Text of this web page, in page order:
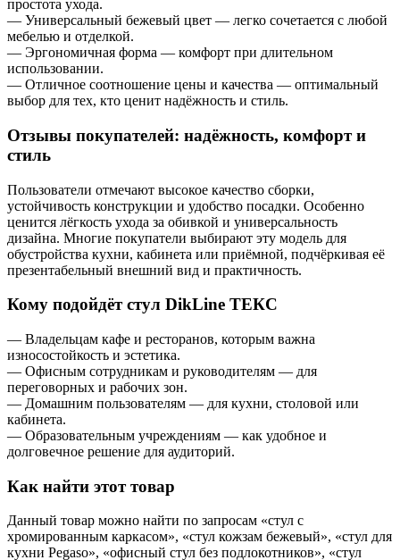
простота ухода.
— Универсальный бежевый цвет — легко сочетается с любой
мебелью и отделкой.
— Эргономичная форма — комфорт при длительном
использовании.
— Отличное соотношение цены и качества — оптимальный
выбор для тех, кто ценит надёжность и стиль.
Отзывы покупателей: надёжность, комфорт и
стиль
Пользователи отмечают высокое качество сборки,
устойчивость конструкции и удобство посадки. Особенно
ценится лёгкость ухода за обивкой и универсальность
дизайна. Многие покупатели выбирают эту модель для
обустройства кухни, кабинета или приёмной, подчёркивая её
презентабельный внешний вид и практичность.
Кому подойдёт стул DikLine ТЕКС
— Владельцам кафе и ресторанов, которым важна
износостойкость и эстетика.
— Офисным сотрудникам и руководителям — для
переговорных и рабочих зон.
— Домашним пользователям — для кухни, столовой или
кабинета.
— Образовательным учреждениям — как удобное и
долговечное решение для аудиторий.
Как найти этот товар
Данный товар можно найти по запросам «стул с
хромированным каркасом», «стул кожзам бежевый», «стул для
кухни Pegaso», «офисный стул без подлокотников», «стул